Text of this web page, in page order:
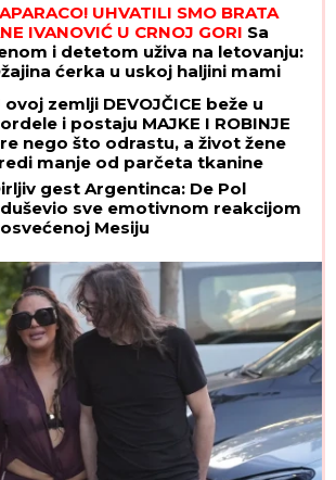
UHVATILI SMO BRATA
IVANOVIĆ U CRNOJ GORI Sa
i detetom uživa na letovanju:
ćerka u uskoj haljini mami
ovoj zemlji DEVOJČICE beže u
i postaju MAJKE I ROBINJE
nego što odrastu, a život žene
manje od parčeta tkanine
gest Argentinca: De Pol
sve emotivnom reakcijom
Mesiju